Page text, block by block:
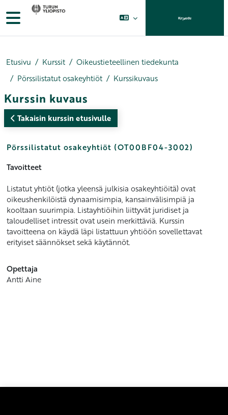
Siirry pääsisältöön
Sivupaneeli Kirjaudu
Etusivu Kurssit
Oikeustieteellinen tiedekunta
Pörssilistatut osakeyhtiöt
Kurssikuvaus
Kurssin kuvaus
Takaisin kurssin etusivulle
Pörssilistatut osakeyhtiöt (OT00BF04-3002)
Tavoitteet
Listatut yhtiöt (jotka yleensä julkisia osakeyhtiöitä) ovat
oikeushenkilöistä dynaamisimpia, kansainvälisimpiä ja
kooltaan suurimpia. Listayhtiöihin liittyvät juridiset ja
taloudelliset intressit ovat usein merkittäviä. Kurssin
tavoitteena on käydä läpi listattuun yhtiöön sovellettavat
erityiset säännökset sekä käytännöt.
Opettaja
Antti Aine